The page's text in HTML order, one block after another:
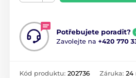
Potřebujete poradit?
Zavolejte na +420 770
Kód produktu: 202736 Záruka: 24